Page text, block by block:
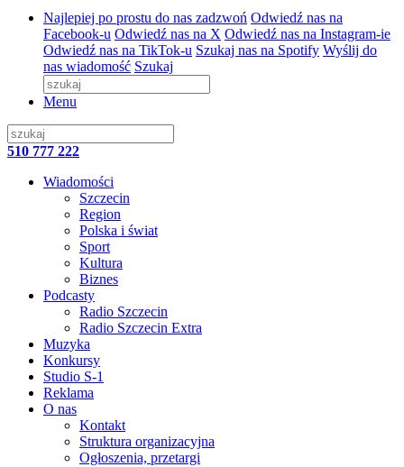
Najlepiej po prostu do nas zadzwoń Odwiedź nas na
Facebook-u Odwiedź nas na X Odwiedź nas na Instagram-ie
Odwiedź nas na TikTok-u Szukaj nas na Spotify Wyślij do
nas wiadomość Szukaj
Menu
510 777 222
Wiadomości
Szczecin
Region
Polska i świat
Sport
Kultura
Biznes
Podcasty
Radio Szczecin
Radio Szczecin Extra
Muzyka
Konkursy
Studio S-1
Reklama
O nas
Kontakt
Struktura organizacyjna
Ogłoszenia, przetargi